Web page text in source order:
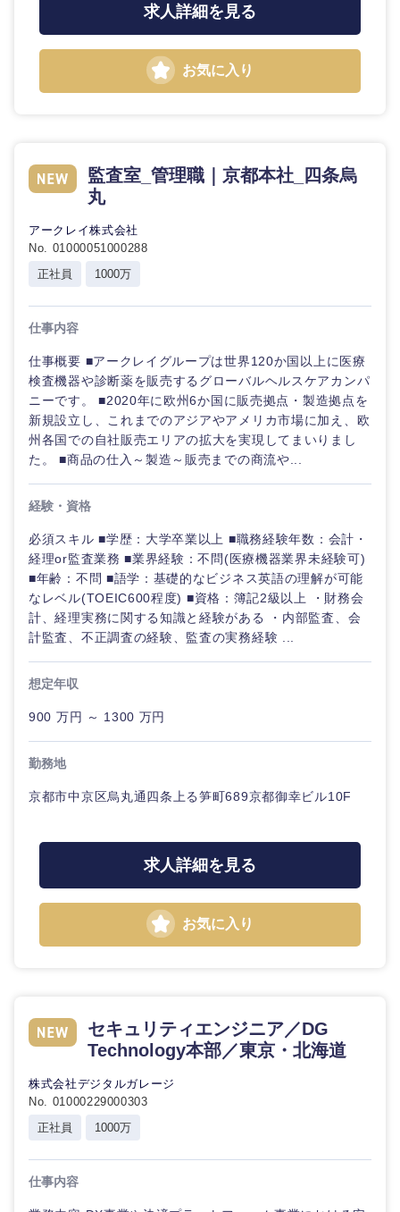
新潟県 富山県
福井県
山梨県 長野県
求人詳細を見る
お気に入り
監査室_管理職｜京都本社_四条烏
丸
アークレイ株式会社
No. 01000051000288
正社員
1000万
仕事内容
仕事概要 ■アークレイグループは世界120か国以上に医療
検査機器や診断薬を販売するグローバルヘルスケアカンパ
ニーです。 ■2020年に欧州6か国に販売拠点・製造拠点を
新規設立し、これまでのアジアやアメリカ市場に加え、欧
州各国での自社販売エリアの拡大を実現してまいりまし
た。 ■商品の仕入～製造～販売までの商流や...
経験・資格
必須スキル ■学歴：大学卒業以上 ■職務経験年数：会計・
経理or監査業務 ■業界経験：不問(医療機器業界未経験可)
■年齢：不問 ■語学：基礎的なビジネス英語の理解が可能
なレベル(TOEIC600程度) ■資格：簿記2級以上 ・財務会
計、経理実務に関する知識と経験がある ・内部監査、会
計監査、不正調査の経験、監査の実務経験 ...
想定年収
900 万円 ～ 1300 万円
勤務地
京都市中京区烏丸通四条上る笋町689京都御幸ビル10F
求人詳細を見る
お気に入り
セキュリティエンジニア／DG
Technology本部／東京・北海道
株式会社デジタルガレージ
No. 01000229000303
正社員
1000万
仕事内容